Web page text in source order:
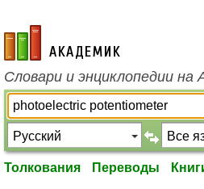
academic.ru
Словари и энциклопедии на
Толкования Переводы